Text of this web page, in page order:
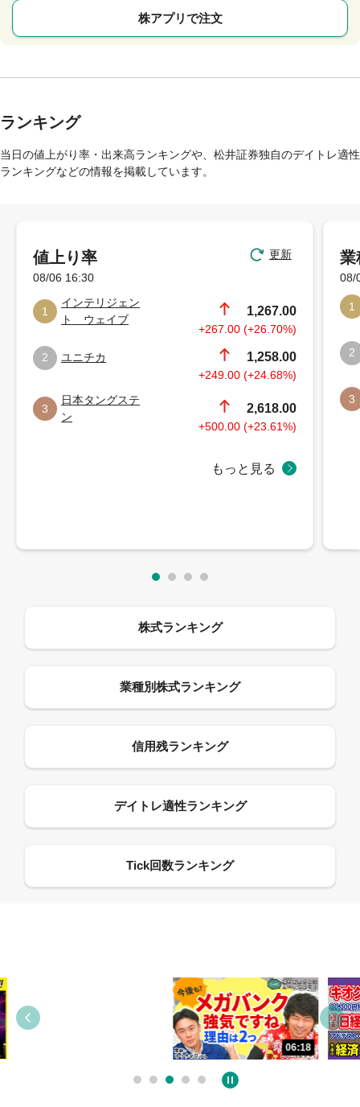
株アプリで注文
ランキング
当日の値上がり率・出来高ランキングや、松井証券独自のデイトレ適性
ランキングなどの情報を掲載しています。
06:18